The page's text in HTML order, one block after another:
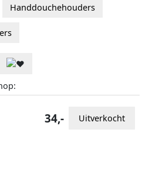
Handdouchehouders
34,- Uitverkocht